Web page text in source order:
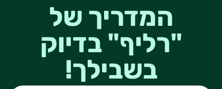
המדריך של
"רליף" בדיוק
בשבילך!